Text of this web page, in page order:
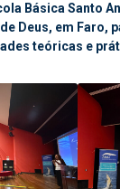
Básica Santo
Deus, em Faro,
teóricas e